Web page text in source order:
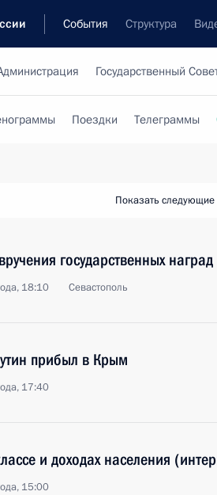
События Структура
Государственный
Поездки Телеграммы
Показать
государственных наград
18:10 Севастополь
прибыл в Крым
17:40
и доходах населения
15:00